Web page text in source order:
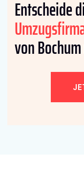
Entscheide
von